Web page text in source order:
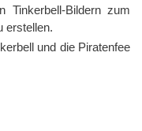
Tinkerbell-Bildern zum
erstellen.
und die Piratenfee